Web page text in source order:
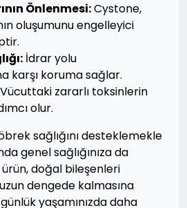
Önlenmesi:Cystone,
oluşumunu engelleyici
İdrar yolu
karşı koruma sağlar.
Vücuttaki zararlı toksinlerin
olur.
sağlığını desteklemekle
genel sağlığınıza da
ürün, doğal bileşenleri
dengede kalmasına
yaşamınızda daha